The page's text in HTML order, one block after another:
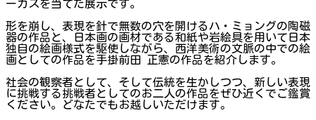
ーカスを当てた展示です。
形を崩し、表現を針で無数の穴を開けるハ・ミョングの陶磁
器の作品と、日本画の画材である和紙や岩絵具を用いて日本
独自の絵画様式を駆使しながら、西洋美術の文脈の中での絵
画としての作品を手掛前田 正憲の作品を紹介します。
社会の観察者として、そして伝統を生かしつつ、新しい表現
に挑戦する挑戦者としてのお二人の作品をぜひ近くでご鑑賞
ください。どなたでもお越しいただけます。